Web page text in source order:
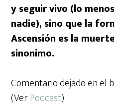
y seguir vivo (lo
nadie), sino que la
Ascensión es la
sinonimo.
Comentario dejado en el
(VerPodcast)